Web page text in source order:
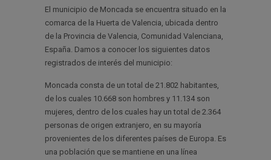
El municipio de Moncada se encuentra situado en la
comarca de la Huerta de Valencia, ubicada dentro
de la Provincia de Valencia, Comunidad Valenciana,
España. Damos a conocer los siguientes datos
registrados de interés del municipio:
Moncada consta de un total de 21.802 habitantes,
de los cuales 10.668 son hombres y 11.134 son
mujeres, dentro de los cuales hay un total de 2.364
personas de origen extranjero, en su mayoría
provenientes de los diferentes países de Europa. Es
una población que se mantiene en una línea